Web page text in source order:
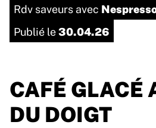
Rdv saveurs avec
Publié le30.04.26
CAFÉ GLACÉ
DU DOIGT